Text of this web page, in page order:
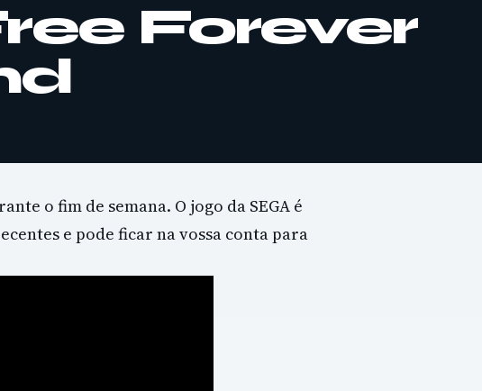
Forever
o fim de semana. O jogo da SEGA é
e pode ficar na vossa conta para